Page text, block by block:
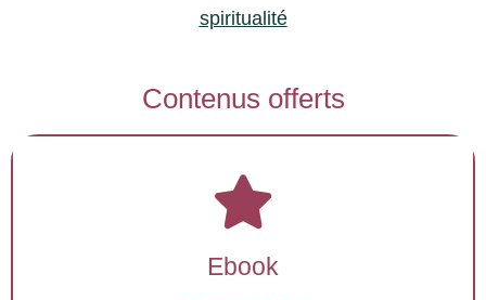
spiritualité
Contenus offerts
Ebook